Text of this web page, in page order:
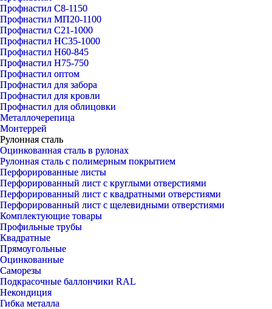
Профнастил С8-1150
Профнастил МП20-1100
Профнастил С21-1000
Профнастил НС35-1000
Профнастил Н60-845
Профнастил Н75-750
Профнастил оптом
Профнастил для забора
Профнастил для кровли
Профнастил для облицовки
Металлочерепица
Монтеррей
Рулонная сталь
Оцинкованная сталь в рулонах
Рулонная сталь с полимерным покрытием
Перфорированные листы
Перфорированный лист с круглыми отверстиями
Перфорированный лист с квадратными отверстиями
Перфорированный лист с щелевидными отверстиями
Комплектующие товары
Профильные трубы
Квадратные
Прямоугольные
Оцинкованные
Саморезы
Подкрасочные баллончики RAL
Некондиция
Гибка металла